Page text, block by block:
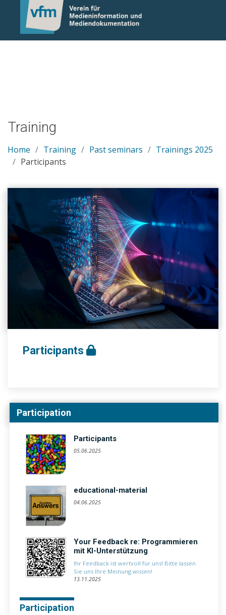
Notice: Undefined variable: otlet_segment_list in
/mnt/web214/a0/21/546221/htdocs/cms/processwire/
on line 83
Training
Home Training Past seminars
Trainings 2025
Participants
Participants
Participation
Participants
05.06.2025
educational-material
04.06.2025
Your Feedback re: Programmieren
mit KI-Unterstützung
Ihr Feedback ist wertvoll für uns! Bitte lassen
Sie uns Ihre Meinung wissen!
13.11.2025
Participation